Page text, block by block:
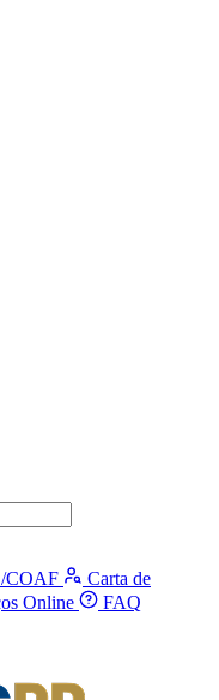
COAF
Carta de
Online FAQ